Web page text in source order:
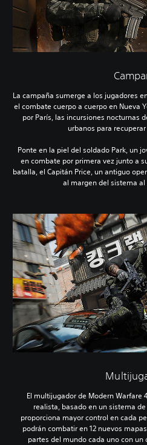
La campaña sumerge a los jugadores
el combate cuerpo a cuerpo en Nueva
por París, las incursiones nocturnas
urbanos para
Ponte en la piel del soldado Park, un
en combate por primera vez junto a
batalla, el Capitán Price, un antiguo
al margen del sistema
El multijugador de Modern Warfare
realista, basado en un sistema
proporciona mayor control en cada
podrán combatir en 12 nuevos
partes del mundo cada uno con